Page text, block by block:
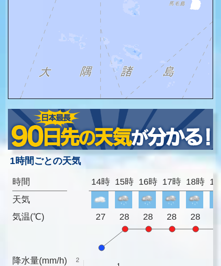
1時間ごとの天気
時間
天気
気温(℃)
降水量(mm/h)
14時 15時 16時 17時 18時
27 28 28 28 28